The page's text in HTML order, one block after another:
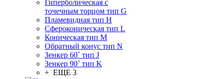
Гиперболическая с
точечным торцом тип G
Пламевидная тип H
Сфероконическая тип L
Коническая тип M
Обратный конус тип N
Зенкер 60˚ тип J
Зенкер 90˚ тип K
+ ЕЩЕ 3